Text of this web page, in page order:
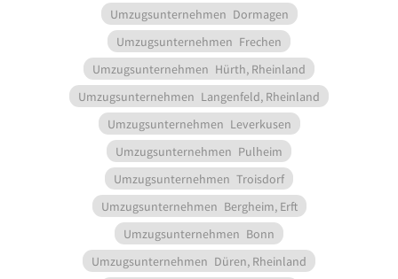
Umzugsunternehmen Dormagen
Umzugsunternehmen Frechen
Umzugsunternehmen Hürth, Rheinland
Umzugsunternehmen Langenfeld, Rheinland
Umzugsunternehmen Leverkusen
Umzugsunternehmen Pulheim
Umzugsunternehmen Troisdorf
Umzugsunternehmen Bergheim, Erft
Umzugsunternehmen Bonn
Umzugsunternehmen Düren, Rheinland